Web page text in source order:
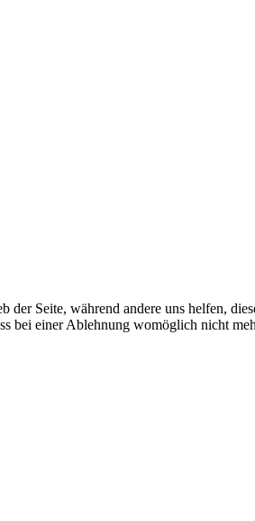
Seite, während andere uns helfen,
bei einer Ablehnung womöglich nicht